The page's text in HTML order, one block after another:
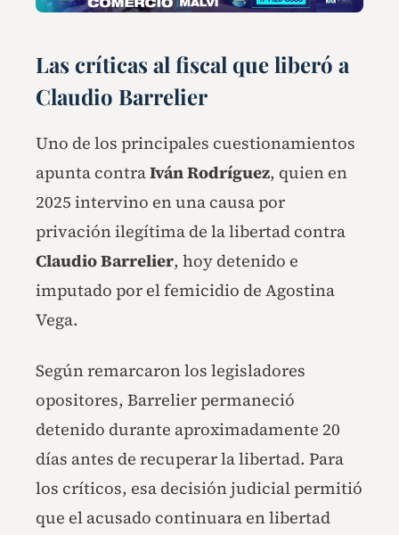
Las críticas al fiscal que liberó a
Claudio Barrelier
Uno de los principales cuestionamientos
apunta contraIván Rodríguez, quien en
2025 intervino en una causa por
privación ilegítima de la libertad contra
Claudio Barrelier, hoy detenido e
imputado por el femicidio de Agostina
Vega.
Según remarcaron los legisladores
opositores, Barrelier permaneció
detenido durante aproximadamente 20
días antes de recuperar la libertad. Para
los críticos, esa decisión judicial permitió
que el acusado continuara en libertad